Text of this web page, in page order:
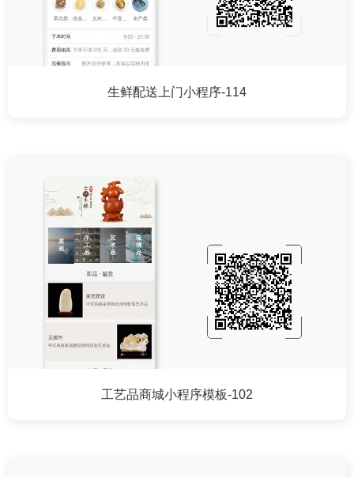
生鲜配送上门小程序-114
工艺品商城小程序模板-102